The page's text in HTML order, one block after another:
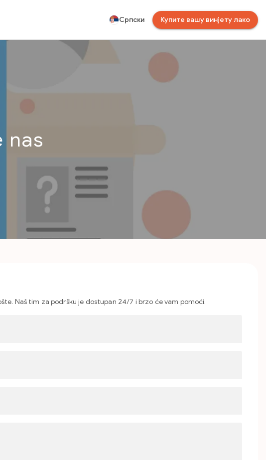
Српски Купите вашу винјету лако
nas
Naš tim za podršku je dostupan 24/7 i brzo će vam pomoći.